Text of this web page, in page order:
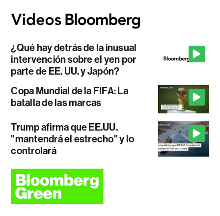
¿Qué hay detrás de la inusual
intervención sobre el yen por
parte de EE. UU. y Japón?
Copa Mundial de la FIFA: La
batalla de las marcas
Trump afirma que EE.UU.
"mantendrá el estrecho" y lo
controlará